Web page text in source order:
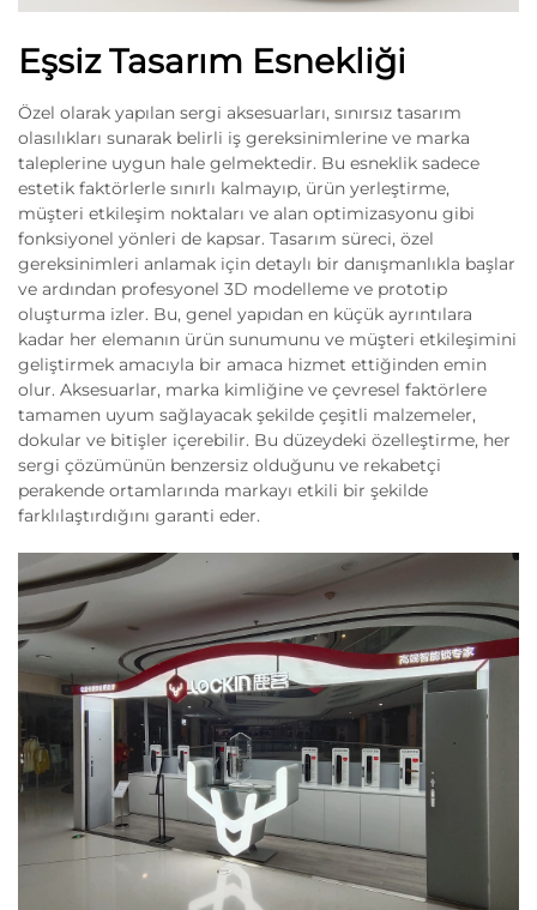
Eşsiz Tasarım Esnekliği
Özel olarak yapılan sergi aksesuarları, sınırsız tasarım
olasılıkları sunarak belirli iş gereksinimlerine ve marka
taleplerine uygun hale gelmektedir. Bu esneklik sadece
estetik faktörlerle sınırlı kalmayıp, ürün yerleştirme,
müşteri etkileşim noktaları ve alan optimizasyonu gibi
fonksiyonel yönleri de kapsar. Tasarım süreci, özel
gereksinimleri anlamak için detaylı bir danışmanlıkla başlar
ve ardından profesyonel 3D modelleme ve prototip
oluşturma izler. Bu, genel yapıdan en küçük ayrıntılara
kadar her elemanın ürün sunumunu ve müşteri etkileşimini
geliştirmek amacıyla bir amaca hizmet ettiğinden emin
olur. Aksesuarlar, marka kimliğine ve çevresel faktörlere
tamamen uyum sağlayacak şekilde çeşitli malzemeler,
dokular ve bitişler içerebilir. Bu düzeydeki özelleştirme, her
sergi çözümünün benzersiz olduğunu ve rekabetçi
perakende ortamlarında markayı etkili bir şekilde
farklılaştırdığını garanti eder.